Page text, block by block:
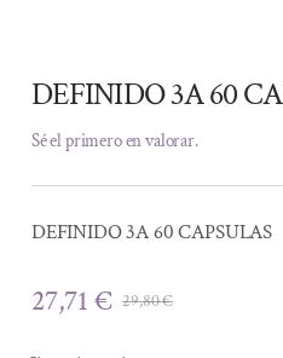
DEFINIDO 3A 60
Sé el primero en valorar.
DEFINIDO 3A 60 CAPSULAS
29,80€El
27,71€
El